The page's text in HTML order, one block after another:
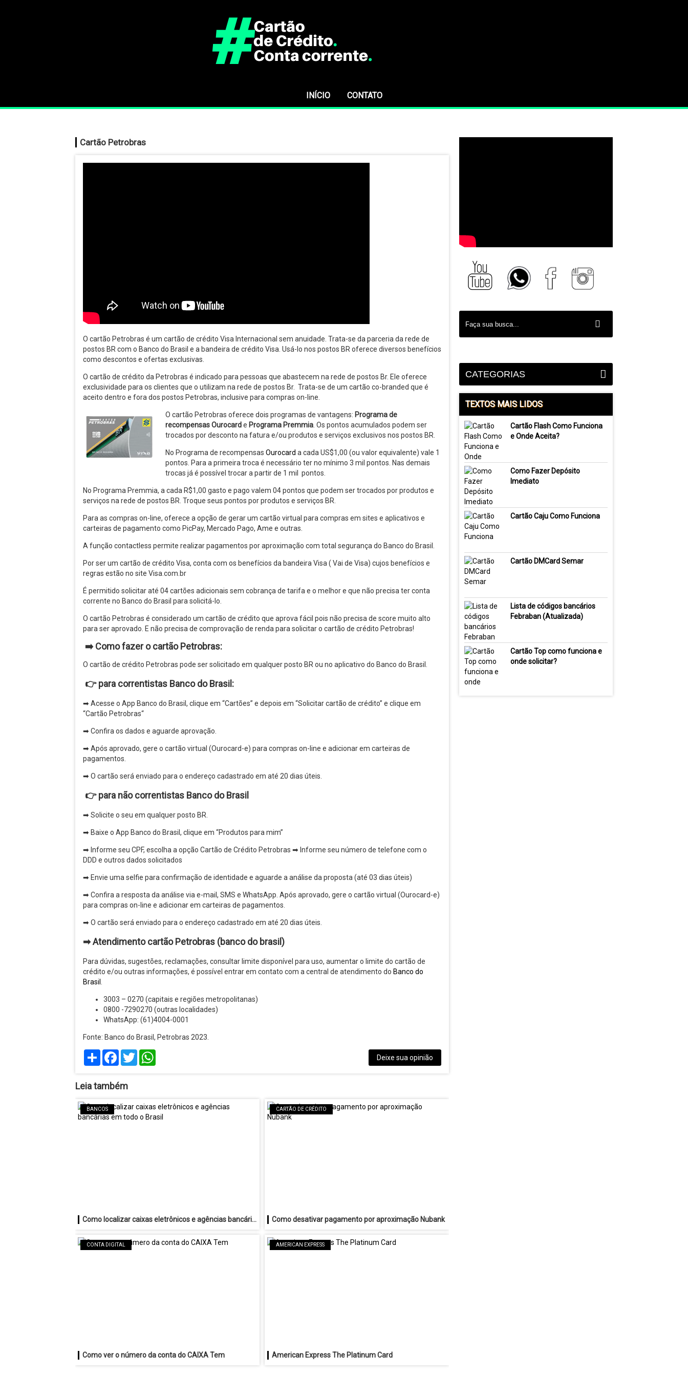
INÍCIO CONTATO
Cartão Petrobras
O cartão Petrobras é um cartão de crédito Visa Internacional sem anuidade. Trata-se da parceria da rede de
postos BR com o Banco do Brasil e a bandeira de crédito Visa. Usá-lo nos postos BR oferece diversos benefícios
como descontos e ofertas exclusivas.
O cartão de crédito da Petrobras é indicado para pessoas que abastecem na rede de postos Br. Ele oferece
exclusividade para os clientes que o utilizam na rede de postos Br. Trata-se de um cartão co-branded que é
aceito dentro e fora dos postos Petrobras, inclusive para compras on-line.
O cartão Petrobras oferece dois programas de vantagens: Programa de
recompensas Ourocarde Programa Premmia . Os pontos acumulados podem ser
trocados por desconto na fatura e/ou produtos e serviços exclusivos nos postos BR.
No Programa de recompensas Ourocard a cada US$1,00 (ou valor equivalente) vale 1
pontos. Para a primeira troca é necessário ter no mínimo 3 mil pontos. Nas demais
trocas já é possível trocar a partir de 1 mil pontos.
No Programa Premmia, a cada R$1,00 gasto e pago valem 04 pontos que podem ser trocados por produtos e
serviços na rede de postos BR. Troque seus pontos por produtos e serviços BR.
Para as compras on-line, oferece a opção de gerar um cartão virtual para compras em sites e aplicativos e
carteiras de pagamento como PicPay, Mercado Pago, Ame e outras.
A função contactless permite realizar pagamentos por aproximação com total segurança do Banco do Brasil.
Por ser um cartão de crédito Visa, conta com os benefícios da bandeira Visa ( Vai de Visa) cujos benefícios e
regras estão no site Visa.com.br
É permitido solicitar até 04 cartões adicionais sem cobrança de tarifa e o melhor e que não precisa ter conta
corrente no Banco do Brasil para solicitá-lo.
O cartão Petrobras é considerado um cartão de crédito que aprova fácil pois não precisa de score muito alto
para ser aprovado. E não precisa de comprovação de renda para solicitar o cartão de crédito Petrobras!
➡️ Como fazer o cartão Petrobras:
O cartão de crédito Petrobras pode ser solicitado em qualquer posto BR ou no aplicativo do Banco do Brasil.
👉para correntistas Banco do Brasil:
➡ Acesse o App Banco do Brasil, clique em “Cartões” e depois em “Solicitar cartão de crédito” e clique em
“Cartão Petrobras“
➡ Confira os dados e aguarde aprovação.
➡ Após aprovado, gere o cartão virtual (Ourocard-e) para compras on-line e adicionar em carteiras de
pagamentos.
➡ O cartão será enviado para o endereço cadastrado em até 20 dias úteis.
👉para não correntistas Banco do Brasil
➡ Solicite o seu em qualquer posto BR.
➡ Baixe o App Banco do Brasil, clique em “Produtos para mim”
➡ Informe seu CPF, escolha a opção Cartão de Crédito Petrobras ➡ Informe seu número de telefone com o
DDD e outros dados solicitados
➡ Envie uma selfie para confirmação de identidade e aguarde a análise da proposta (até 03 dias úteis)
➡ Confira a resposta da análise via e-mail, SMS e WhatsApp. Após aprovado, gere o cartão virtual (Ourocard-e)
para compras on-line e adicionar em carteiras de pagamentos.
➡ O cartão será enviado para o endereço cadastrado em até 20 dias úteis.
➡Atendimento cartão Petrobras (banco do brasil)
Para dúvidas, sugestões, reclamações, consultar limite disponível para uso, aumentar o limite do cartão de
crédito e/ou outras informações, é possível entrar em contato com a central de atendimento do Banco do
Brasil
3003 – 0270 (capitais e regiões metropolitanas)
0800 -7290270 (outras localidades)
WhatsApp: (61)4004-0001
Fonte: Banco do Brasil, Petrobras 2023.
Share Facebook
Twitter Deixe sua opinião
Leia também
BANCOS
Como localizar caixas eletrônicos e agências bancárias em todo o Brasil
CARTÃO DE CRÉDITO
Como desativar pagamento por aproximação Nubank
CONTA DIGITAL
Como ver o número da conta do CAIXA Tem
AMERICAN EXPRESS
American Express The Platinum Card
CATEGORIAS
TEXTOS MAIS LIDOS
Cartão Flash Como Funciona
e Onde Aceita?
Como Fazer Depósito
Imediato
Cartão Caju Como Funciona
Cartão DMCard Semar
Lista de códigos bancários
Febraban (Atualizada)
Cartão Top como funciona e
onde solicitar?